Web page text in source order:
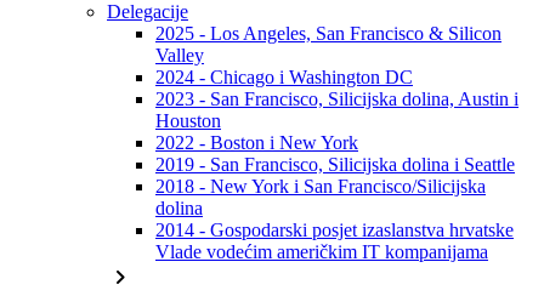
Delegacije
2025 - Los Angeles, San Francisco & Silicon
Valley
2024 - Chicago i Washington DC
2023 - San Francisco, Silicijska dolina, Austin i
Houston
2022 - Boston i New York
2019 - San Francisco, Silicijska dolina i Seattle
2018 - New York i San Francisco/Silicijska
dolina
2014 - Gospodarski posjet izaslanstva hrvatske
Vlade vodećim američkim IT kompanijama
chevron_right